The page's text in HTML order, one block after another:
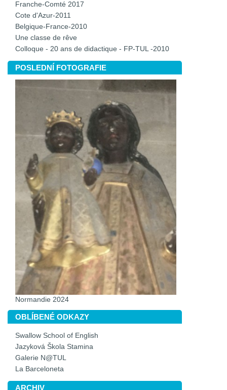
Franche-Comté 2017
Cote d'Azur-2011
Belgique-France-2010
Une classe de rêve
Colloque - 20 ans de didactique - FP-TUL -2010
POSLEDNÍ FOTOGRAFIE
Normandie 2024
OBLÍBENÉ ODKAZY
Swallow School of English
Jazyková Škola Stamina
Galerie N@TUL
La Barceloneta
ARCHIV